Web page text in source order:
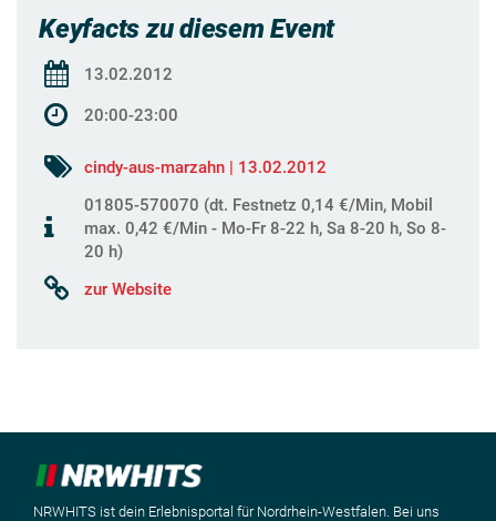
Keyfacts zu diesem Event
13.02.2012
20:00-23:00
cindy-aus-marzahn | 13.02.2012
01805-570070 (dt. Festnetz 0,14 €/Min, Mobil
max. 0,42 €/Min - Mo-Fr 8-22 h, Sa 8-20 h, So 8-
20 h)
zur Website
NRWHITS ist dein Erlebnisportal für Nordrhein-Westfalen. Bei uns